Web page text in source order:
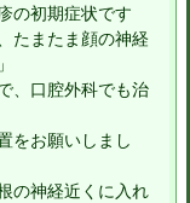
の初期症状です
たまたま顔の神経
、口腔外科でも治
をお願いしまし
の神経近くに入れ